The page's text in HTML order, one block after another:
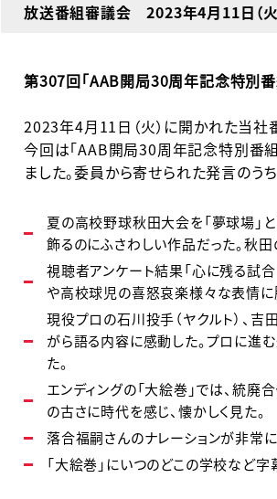
放送番組審議会 2023年4月11日（火
第307回「AAB開局30周年記念特別
2023年4月11日（火）に開かれた当社
今回は「AAB開局30周年記念特別番
ました。委員から寄せられた発言のう
夏の高校野球秋田大会を「夢球場」
飾るのにふさわしい作品だった。秋
視聴者アンケート結果「心に残る試
や高校球児の喜怒哀楽様々な表情に
現役プロの石川投手（ヤクルト）、吉
がら語る内容に感動した。プロに進
た。
エンディングの「大絵巻」では、統
の古さに時代を感じ、懐かしく見た。
落合福嗣さんのナレーションが非常に
「大絵巻」にいつのどこの学校など